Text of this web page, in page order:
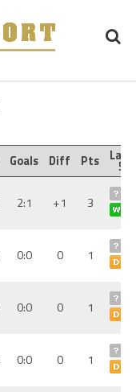
Goals Diff Pts Last
5
2:1 +1 3
0:0 0 1
0:0 0 1
0:0 0 1